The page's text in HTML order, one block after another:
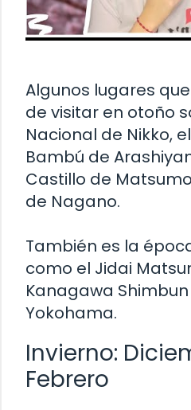
Algunos lugares
de visitar en otoño
Nacional de Nikko,
Bambú de
Castillo de
de Nagano.
También es la
como el Jidai
Kanagawa
Yokohama.
Invierno:
Febrero